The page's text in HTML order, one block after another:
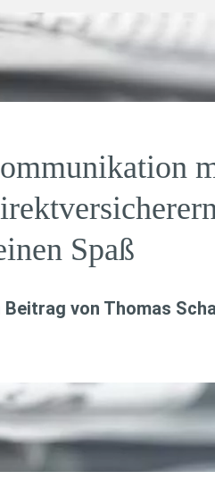
Spaß
Beitrag von Thomas